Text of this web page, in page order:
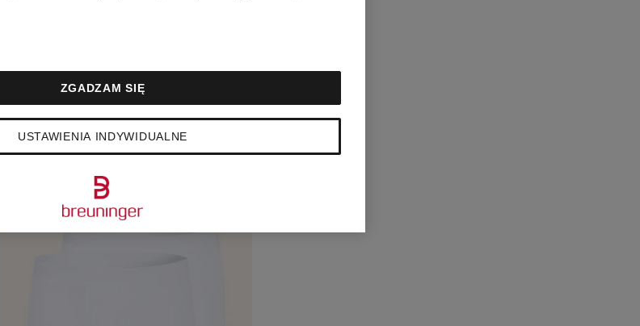
USTAWIENIA INDYWIDUALNE
ZGADZAM SIĘ